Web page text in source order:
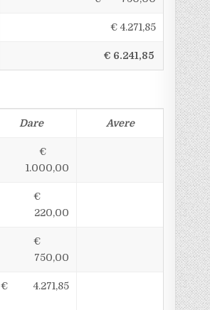
€ 4.271,85
€ 6.241,85
Dare Avere
€
1.000,00
€
220,00
€
750,00
€ 4.271,85